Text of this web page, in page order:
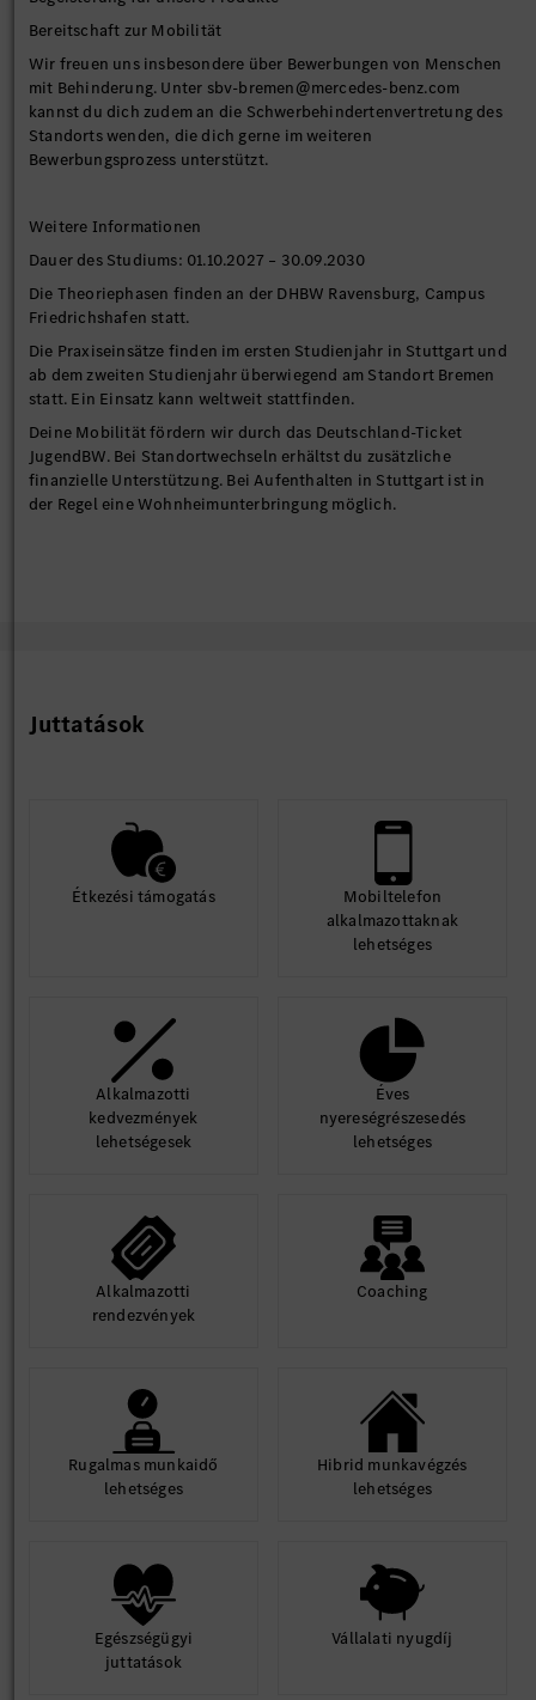
Bereitschaft zur Mobilität
Wir freuen uns insbesondere über Bewerbungen von Menschen
mit Behinderung. Unter sbv-bremen@mercedes-benz.com
kannst du dich zudem an die Schwerbehindertenvertretung des
Standorts wenden, die dich gerne im weiteren
Bewerbungsprozess unterstützt.
Weitere Informationen
Dauer des Studiums: 01.10.2027 – 30.09.2030
Die Theoriephasen finden an der DHBW Ravensburg, Campus
Friedrichshafen statt.
Die Praxiseinsätze finden im ersten Studienjahr in Stuttgart und
ab dem zweiten Studienjahr überwiegend am Standort Bremen
statt. Ein Einsatz kann weltweit stattfinden.
Deine Mobilität fördern wir durch das Deutschland-Ticket
JugendBW. Bei Standortwechseln erhältst du zusätzliche
finanzielle Unterstützung. Bei Aufenthalten in Stuttgart ist in
der Regel eine Wohnheimunterbringung möglich.
Juttatások
Étkezési támogatás
Mobiltelefon
alkalmazottaknak
lehetséges
Alkalmazotti
kedvezmények
lehetségesek
Éves
nyereségrészesedés
lehetséges
Alkalmazotti
rendezvények
Coaching
Rugalmas munkaidő
lehetséges
Hibrid munkavégzés
lehetséges
Egészségügyi
juttatások
Vállalati nyugdíj